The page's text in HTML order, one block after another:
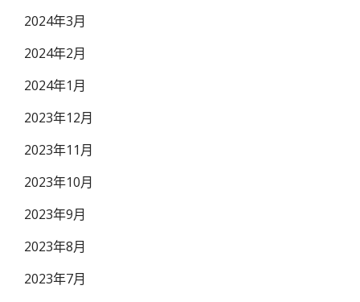
2024年3月
2024年2月
2024年1月
2023年12月
2023年11月
2023年10月
2023年9月
2023年8月
2023年7月